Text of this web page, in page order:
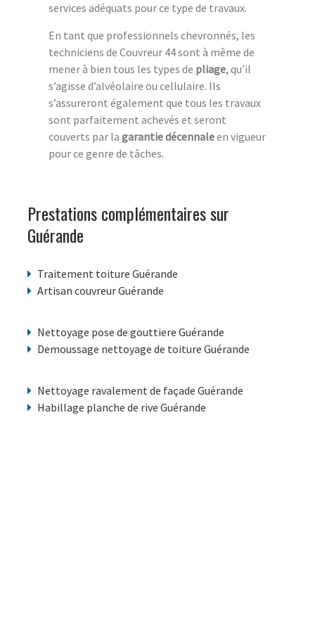
services adéquats pour ce type de travaux.
En tant que professionnels chevronnés, les
techniciens de Couvreur 44 sont à même de
mener à bien tous les types de pliage, qu’il
s’agisse d’alvéolaire ou cellulaire. Ils
s’assureront également que tous les travaux
sont parfaitement achevés et seront
couverts par la garantie décennaleen vigueur
pour ce genre de tâches.
Prestations complémentaires sur
Guérande
Traitement toiture Guérande
Artisan couvreur Guérande
Nettoyage pose de gouttiere Guérande
Demoussage nettoyage de toiture Guérande
Nettoyage ravalement de façade Guérande
Habillage planche de rive Guérande